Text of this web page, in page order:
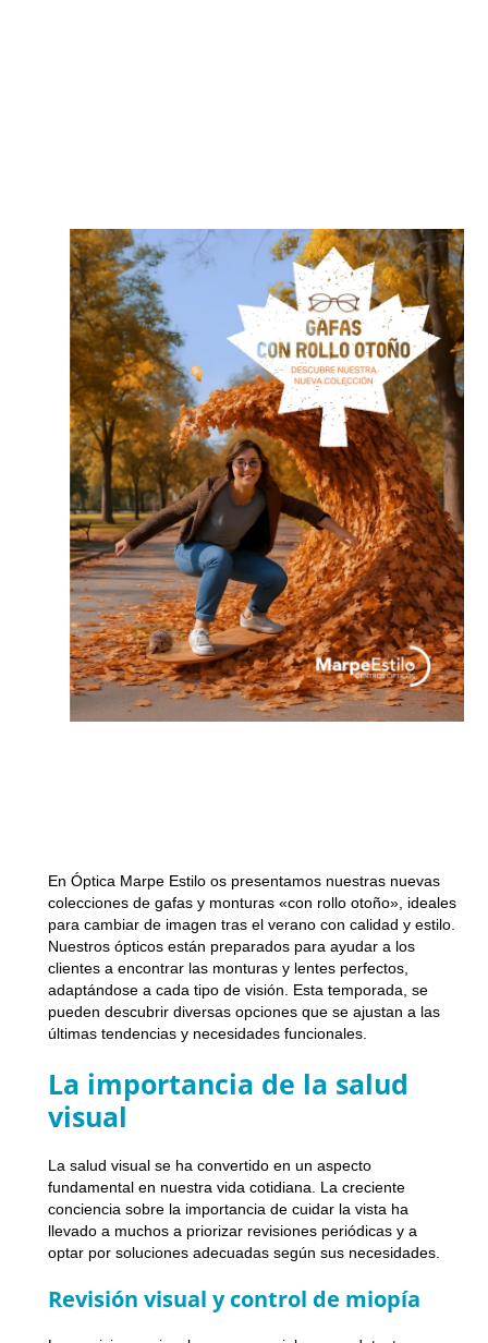
En Óptica Marpe Estilo os presentamos nuestras nuevas
colecciones de gafas y monturas «con rollo otoño», ideales
para cambiar de imagen tras el verano con calidad y estilo.
Nuestros ópticos están preparados para ayudar a los
clientes a encontrar las monturas y lentes perfectos,
adaptándose a cada tipo de visión. Esta temporada, se
pueden descubrir diversas opciones que se ajustan a las
últimas tendencias y necesidades funcionales.
La importancia de la salud
visual
La salud visual se ha convertido en un aspecto
fundamental en nuestra vida cotidiana. La creciente
conciencia sobre la importancia de cuidar la vista ha
llevado a muchos a priorizar revisiones periódicas y a
optar por soluciones adecuadas según sus necesidades.
Revisión visual y control de miopía